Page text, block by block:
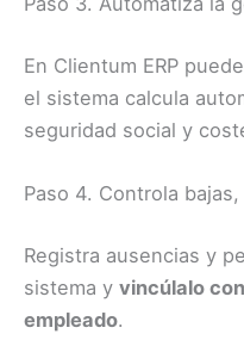
En Clientum ERP
el sistema calcula
seguridad social y
Paso 4. Controla
Registra ausencias y
sistema y vincúlalo
empleado.